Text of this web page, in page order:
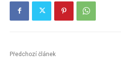
Předchozí článek